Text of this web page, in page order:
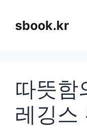
sbook.kr
따뜻함
레깅스